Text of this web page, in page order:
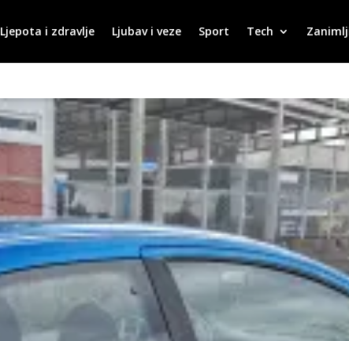
Ljepota i zdravlje Ljubav i veze Sport Tech